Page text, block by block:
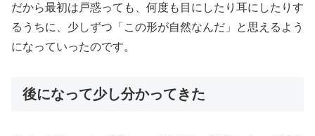
だから最初は戸惑っても、何度も目にしたり耳にしたりす
るうちに、少しずつ「この形が自然なんだ」と思えるよう
になっていったのです。
後になって少し分かってきた